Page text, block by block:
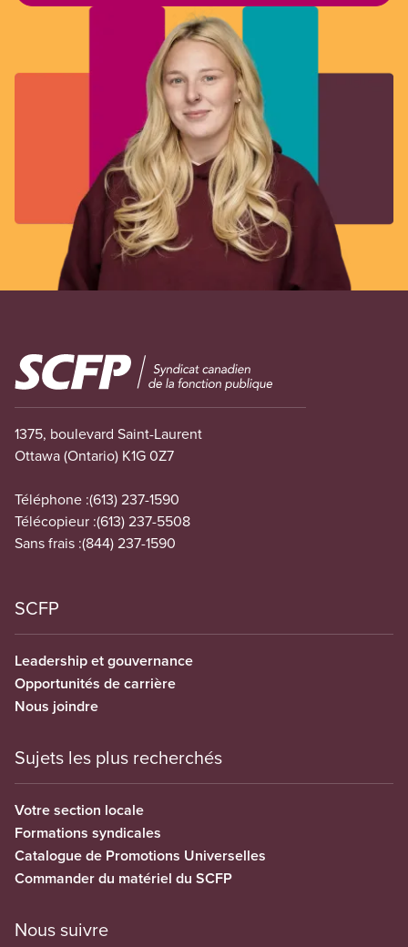
Image
1375, boulevard Saint-Laurent
Ottawa (Ontario) K1G 0Z7
Téléphone :(613) 237-1590
Télécopieur :(613) 237-5508
Sans frais :(844) 237-1590
SCFP
Leadership et gouvernance
Opportunités de carrière
Nous joindre
Sujets les plus recherchés
Votre section locale
Formations syndicales
Catalogue de Promotions Universelles
Commander du matériel du SCFP
Nous suivre